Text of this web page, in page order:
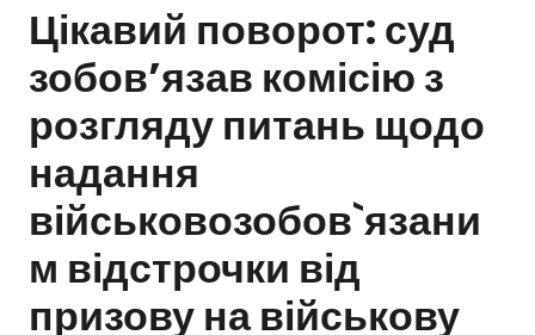
Контакти
Про мобілізацію
Новини
Залишити заявку
Цікавий поворот: суд
зобов’язав комісію з
розгляду питань щодо
надання
військовозобов`язани
м відстрочки від
призову на військову